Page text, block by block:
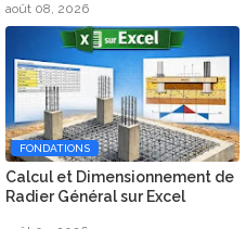
août 08, 2026
FONDATIONS
Calcul et Dimensionnement de
Radier Général sur Excel